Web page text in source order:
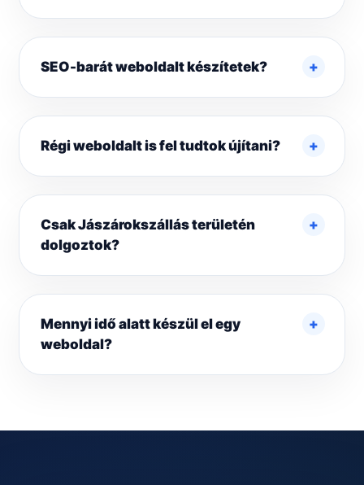
SEO-barát weboldalt készítetek?
Régi weboldalt is fel tudtok újítani?
Csak Jászárokszállás területén
dolgoztok?
Mennyi idő alatt készül el egy
weboldal?